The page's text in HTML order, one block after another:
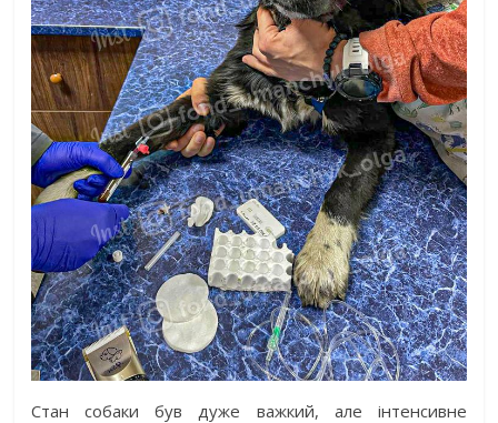
Стан собаки був дуже важкий, але інтенсивне